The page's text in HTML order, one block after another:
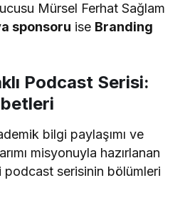
Mürsel Ferhat Sağlam
sponsoru ise Branding
Podcast Serisi:
bilgi paylaşımı ve
misyonuyla hazırlanan
podcast serisinin bölümleri